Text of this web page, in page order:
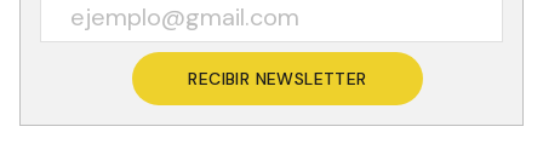
RECIBIR NEWSLETTER